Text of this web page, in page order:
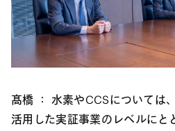
髙橋 ： 水素やCCSについては
活用した実証事業のレベルにと